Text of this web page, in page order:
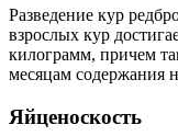
Разведение кур
взрослых кур
килограмм, причем
месяцам содержания
Яйценоскость